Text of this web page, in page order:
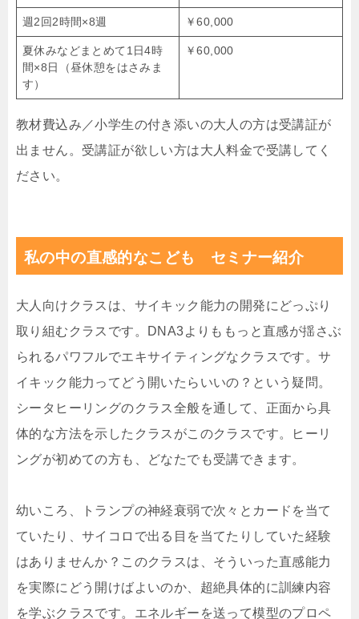
週2回2時間×8週 ￥60,000
夏休みなどまとめて1日4時
間×8日（昼休憩をはさみま
す）
￥60,000
教材費込み／小学生の付き添いの大人の方は受講証が
出ません。受講証が欲しい方は大人料金で受講してく
ださい。
私の中の直感的なこども セミナー紹介
大人向けクラスは、サイキック能力の開発にどっぷり
取り組むクラスです。DNA3よりももっと直感が揺さぶ
られるパワフルでエキサイティングなクラスです。サ
イキック能力ってどう開いたらいいの？という疑問。
シータヒーリングのクラス全般を通して、正面から具
体的な方法を示したクラスがこのクラスです。ヒーリ
ングが初めての方も、どなたでも受講できます。
幼いころ、トランプの神経衰弱で次々とカードを当て
ていたり、サイコロで出る目を当てたりしていた経験
はありませんか？このクラスは、そういった直感能力
を実際にどう開けばよいのか、超絶具体的に訓練内容
を学ぶクラスです。エネルギーを送って模型のプロペ